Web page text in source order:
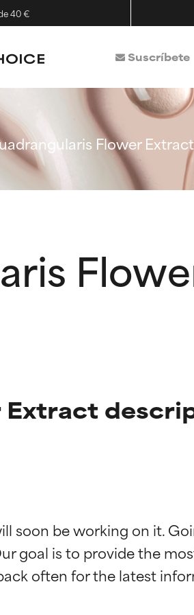
40 €
Suscríbete
Flower Extract
Extract
soon be working on it.
goal is to provide the